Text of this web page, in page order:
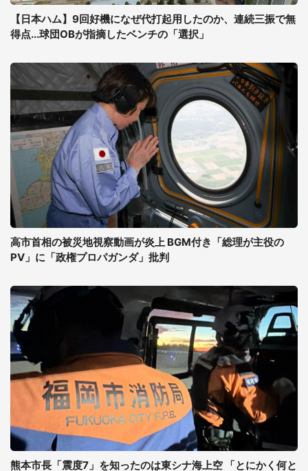
【日本ハム】9回好機になぜ代打起用したのか、連続三振で無
得点...球団OBが指摘したベンチの「選択」
高市首相の被災地視察動画が炎上 BGM付き「総理が主役の
PV」に「政権プロパガンダ」批判
熊本市長「震度7」を知ったのは東シナ海上空 「とにかく何と